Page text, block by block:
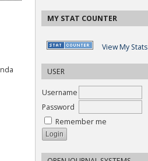
MY STAT COUNTER
View My Stats
USER
Username
Password
Remember me